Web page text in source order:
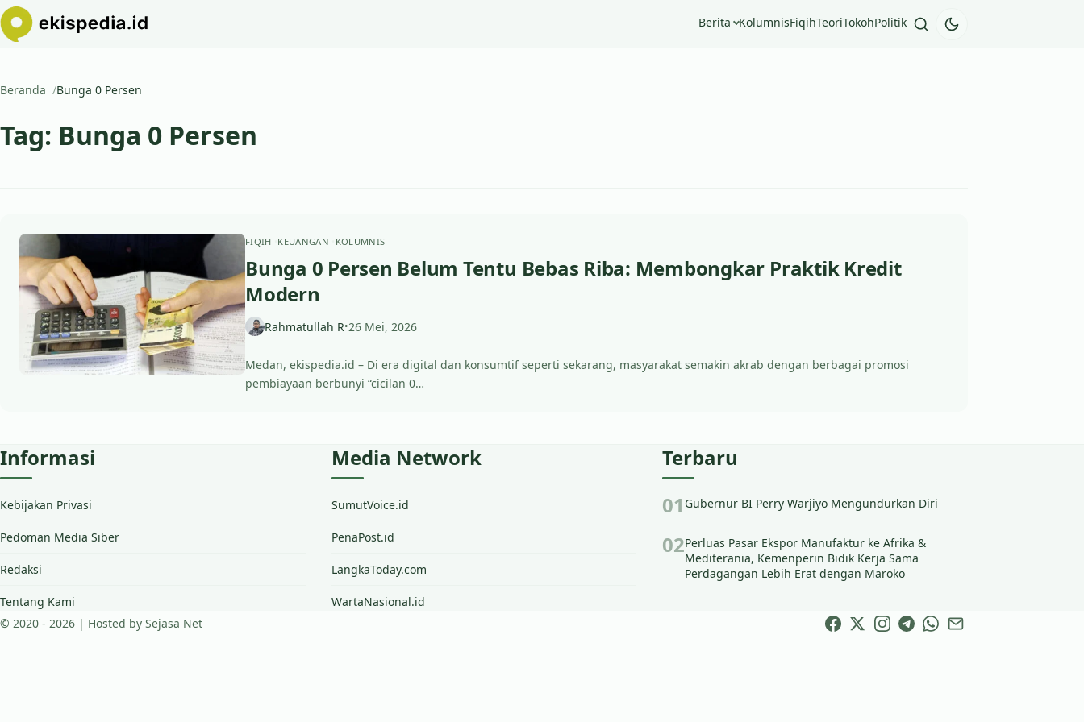
Berita KolumnisFiqihTeoriTokohPolitik
Beranda Bunga 0 Persen
Tag: Bunga 0 Persen
FIQIH KEUANGAN KOLUMNIS
Bunga 0 Persen Belum Tentu Bebas Riba: Membongkar Praktik Kredit
Modern
Rahmatullah R•26 Mei, 2026
Medan, ekispedia.id – Di era digital dan konsumtif seperti sekarang, masyarakat semakin akrab dengan berbagai promosi
pembiayaan berbunyi “cicilan 0…
Informasi
Kebijakan Privasi
Pedoman Media Siber
Redaksi
Tentang Kami
Media Network
SumutVoice.id
PenaPost.id
LangkaToday.com
WartaNasional.id
Terbaru
Gubernur BI Perry Warjiyo Mengundurkan Diri
Perluas Pasar Ekspor Manufaktur ke Afrika &
Mediterania, Kemenperin Bidik Kerja Sama
Perdagangan Lebih Erat dengan Maroko
© 2020 - 2026 | Hosted by Sejasa Net